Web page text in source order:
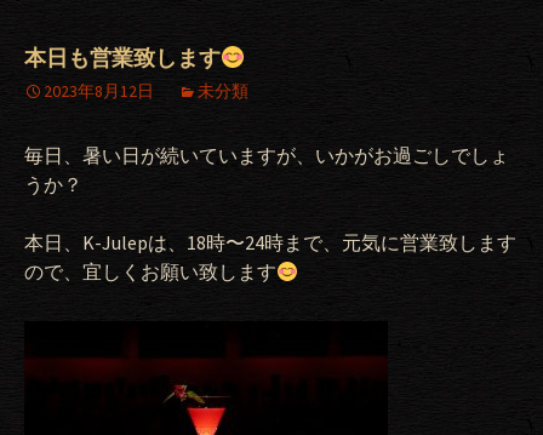
本日も営業致します
2023年8月12日 未分類
毎日、暑い日が続いていますが、いかがお過ごしでしょ
うか？
本日、K-Julepは、18時〜24時まで、元気に営業致します
ので、宜しくお願い致します